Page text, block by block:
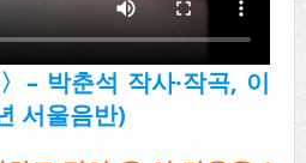
〉– 박춘석 작사·작곡, 이
서울음반)